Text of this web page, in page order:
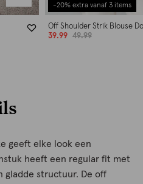
-20% extra vanaf 3 items
Off Shoulder Strik Blouse
39.99
49.99
geeft elke look een
heeft een regular fit met
gladde structuur. De off